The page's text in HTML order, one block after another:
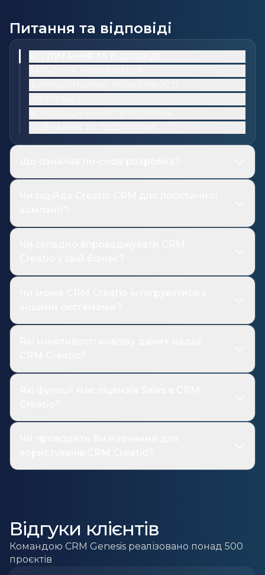
Питання та відповіді
Відгуки клієнтів
Командою CRM Genesis реалізовано понад 500
проєктів